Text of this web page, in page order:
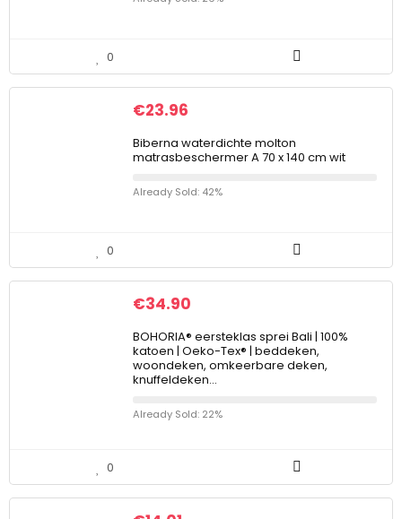
0
€23.96
Biberna waterdichte molton
matrasbeschermer A 70 x 140 cm wit
Already Sold: 42%
0
€34.90
BOHORIA® eersteklas sprei Bali | 100%
katoen | Oeko-Tex® | beddeken,
woondeken, omkeerbare deken,
knuffeldeken…
Already Sold: 22%
0